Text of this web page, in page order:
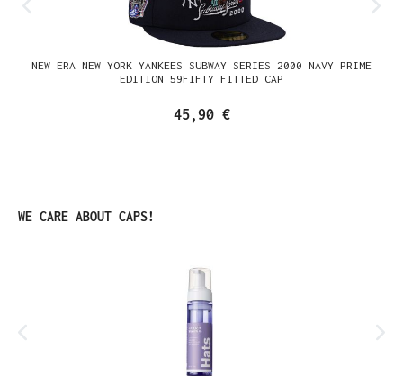
NEW ERA NEW YORK YANKEES SUBWAY SERIES 2000 NAVY PRIME
EDITION 59FIFTY FITTED CAP
45,90 €
Produktgalerie überspringen
WE CARE ABOUT CAPS!